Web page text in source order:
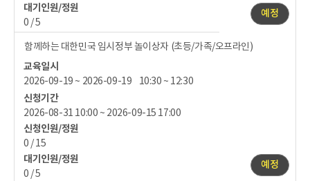
대기인원/정원
0 / 5
예정
함께하는 대한민국 임시정부 놀이상자 (초등/가족/오프라인)
교육일시
2026-09-19 ~ 2026-09-19 10:30 ~ 12:30
신청기간
2026-08-31 10:00 ~ 2026-09-15 17:00
신청인원/정원
0 / 15
대기인원/정원
0 / 5
예정